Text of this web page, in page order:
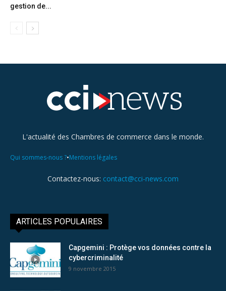
gestion de...
L'actualité des Chambres de commerce dans le monde.
Qui sommes-nous ?•Mentions légales
Contactez-nous: contact@cci-news.com
ARTICLES POPULAIRES
Capgemini : Protège vos données contre la
cybercriminalité
9 novembre 2015